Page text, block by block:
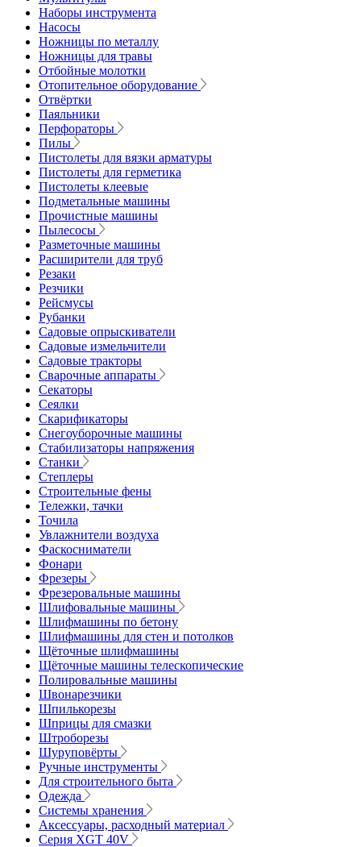
Наборы инструмента
Насосы
Ножницы по металлу
Ножницы для травы
Отбойные молотки
Отопительное оборудование
Отвёртки
Паяльники
Перфораторы
Пилы
Пистолеты для вязки арматуры
Пистолеты для герметика
Пистолеты клеевые
Подметальные машины
Прочистные машины
Пылесосы
Разметочные машины
Расширители для труб
Резаки
Резчики
Рейсмусы
Рубанки
Садовые опрыскиватели
Садовые измельчители
Садовые тракторы
Сварочные аппараты
Секаторы
Сеялки
Скарификаторы
Снегоуборочные машины
Стабилизаторы напряжения
Станки
Степлеры
Строительные фены
Тележки, тачки
Точила
Увлажнители воздуха
Фаскосниматели
Фонари
Фрезеры
Фрезеровальные машины
Шлифовальные машины
Шлифмашины по бетону
Шлифмашины для стен и потолков
Щёточные шлифмашины
Щёточные машины телескопические
Полировальные машины
Швонарезчики
Шпилькорезы
Шприцы для смазки
Штроборезы
Шуруповёрты
Ручные инструменты
Для строительного быта
Одежда
Системы хранения
Аксессуары, расходный материал
Серия XGT 40V